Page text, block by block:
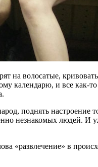
на волосатые,
и все как-
поднять настроение
незнакомых людей. И
«развлечение» в